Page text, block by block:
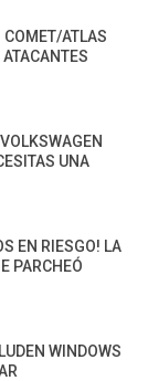
COMET/ATLAS
UNA
EN RIESGO! LA
PARCHEÓ
WINDOWS